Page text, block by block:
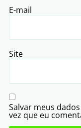
E-mail
Site
Salvar meus
vez que eu